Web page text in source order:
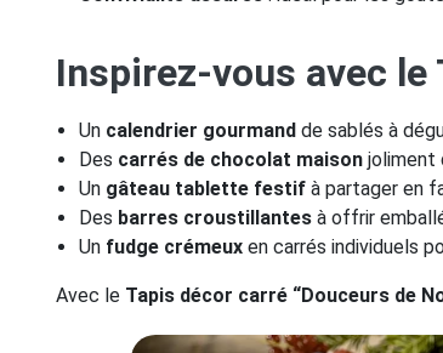
Inspirez-vous avec le
Un calendrier gourmand de sablés à
Des carrés de chocolat maison joliment
Un gâteau tablette festif à partager en
Des barres croustillantes à offrir
Un fudge crémeux en carrés individuels
Avec le Tapis décor carré “Douceurs de